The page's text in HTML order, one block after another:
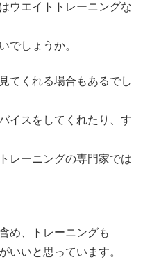
ウエイトトレーニングな
でしょうか。
てくれる場合もあるでし
イスをしてくれたり、す
レーニングの専門家では
め、トレーニングも
いいと思っています。